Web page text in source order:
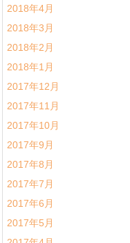
2018年4月
2018年3月
2018年2月
2018年1月
2017年12月
2017年11月
2017年10月
2017年9月
2017年8月
2017年7月
2017年6月
2017年5月